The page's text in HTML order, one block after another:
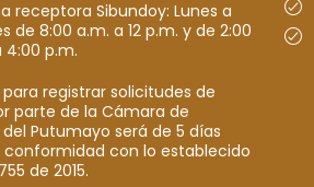
receptora Sibundoy: Lunes a
de 8:00 a.m. a 12 p.m. y de 2:00
4:00 p.m.
registrar solicitudes de
parte de la Cámara de
Putumayo será de 5 días
conformidad con lo establecido
de 2015.